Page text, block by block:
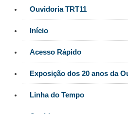
Ouvidoria TRT11
Início
Acesso Rápido
Exposição dos 20 anos da
Linha do Tempo